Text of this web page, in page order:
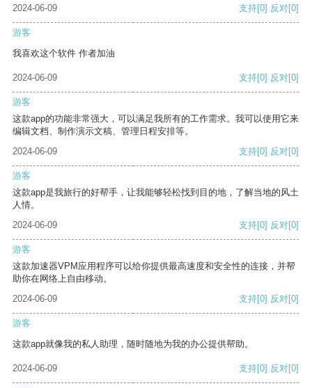
2024-06-09 支持[0] 反对[0]
游客
我喜欢这个软件 作者加油
2024-06-09 支持[0] 反对[0]
游客
这款app的功能非常强大，可以满足我所有的工作需求。我可以使用它来
编辑文档、制作演示文稿、管理日程安排等。
2024-06-09
支持[0] 反对[0]
游客
这款app是我旅行的好帮手，让我能够轻松找到目的地，了解当地的风土
人情。
2024-06-09
支持[0] 反对[0]
游客
这款加速器VPM应用程序可以给你提供最高速度和安全性的连接，并帮
助你在网络上自由移动。
2024-06-09
支持[0] 反对[0]
游客
这款app就像我的私人助理，随时随地为我的办公提供帮助。
2024-06-09 支持[0] 反对[0]